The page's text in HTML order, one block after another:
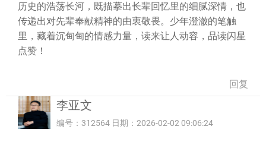
历史的浩荡长河，既描摹出长辈回忆里的细腻深情，也
传递出对先辈奉献精神的由衷敬畏。少年澄澈的笔触
里，藏着沉甸甸的情感力量，读来让人动容，品读闪星
点赞！
回复
李亚文
编号：312564 日期：2026-02-02 09:06:24